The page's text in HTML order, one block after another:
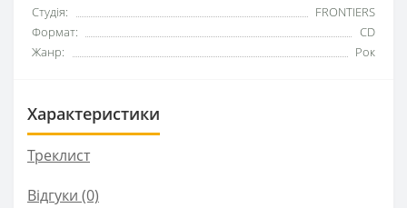
Студія:
FRONTIERS
Формат:
CD
Жанр:
Рок
Характеристики
Треклист
Відгуки (0)